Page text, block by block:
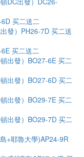
买二送二
發）PH26-7D 买二送
买二送二
出發）BO27-6E 买二
出發）BO27-6D 买二
出發）BO29-7E 买二
出發）BO29-7D 买二
+耶魯大學)AP24-9R